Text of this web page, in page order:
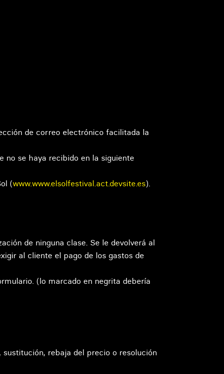
de correo electrónico facilitada la
no se haya recibido en la siguiente
(www.www.elsolfestival.act.devsite.es).
de ninguna clase. Se le devolverá al
al cliente el pago de los gastos de
(lo marcado en negrita debería
rebaja del precio o resolución